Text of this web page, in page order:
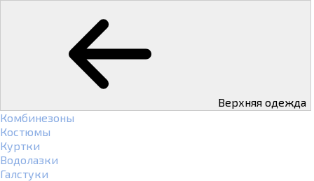
Верхняя одежда
Комбинезоны
Костюмы
Куртки
Водолазки
Галстуки